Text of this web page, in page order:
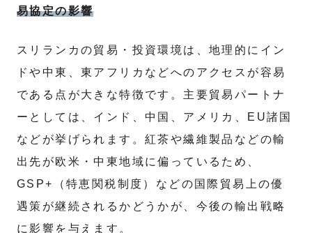
易協定の影響
スリランカの貿易・投資環境は、地理的にイン
ドや中東、東アフリカなどへのアクセスが容易
である点が大きな特徴です。主要貿易パートナ
ーとしては、インド、中国、アメリカ、EU諸国
などが挙げられます。紅茶や繊維製品などの輸
出先が欧米・中東地域に偏っているため、
GSP+（特恵関税制度）などの国際貿易上の優
遇策が継続されるかどうかが、今後の輸出戦略
に影響を与えます。